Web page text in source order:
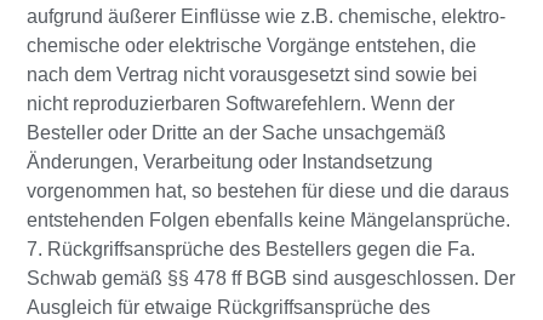
aufgrund äußerer Einflüsse wie z.B. chemische, elektro-
chemische oder elektrische Vorgänge entstehen, die
nach dem Vertrag nicht vorausgesetzt sind sowie bei
nicht reproduzierbaren Softwarefehlern. Wenn der
Besteller oder Dritte an der Sache unsachgemäß
Änderungen, Verarbeitung oder Instandsetzung
vorgenommen hat, so bestehen für diese und die daraus
entstehenden Folgen ebenfalls keine Mängelansprüche.
7. Rückgriffsansprüche des Bestellers gegen die Fa.
Schwab gemäß §§ 478 ff BGB sind ausgeschlossen. Der
Ausgleich für etwaige Rückgriffsansprüche des